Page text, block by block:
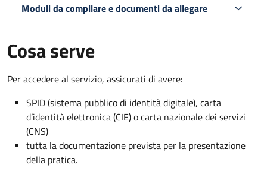
Moduli da compilare e documenti da allegare
Cosa serve
Per accedere al servizio, assicurati di avere:
SPID (sistema pubblico di identità digitale), carta
d’identità elettronica (CIE) o carta nazionale dei servizi
(CNS)
tutta la documentazione prevista per la presentazione
della pratica.